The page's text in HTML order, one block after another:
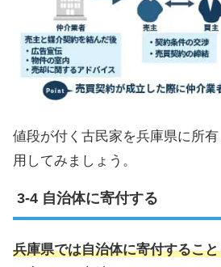
値段が付く古民家を兵庫県に所
用してみましょう。
自治体に寄付する
兵庫県では自治体に寄付するこ